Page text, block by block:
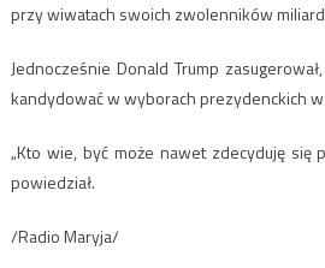
przy wiwatach swoich zwolenników
Jednocześnie Donald Trump
kandydować w wyborach prezydenckich
„Kto wie, być może nawet zdecyduję się
powiedział.
/Radio Maryja/